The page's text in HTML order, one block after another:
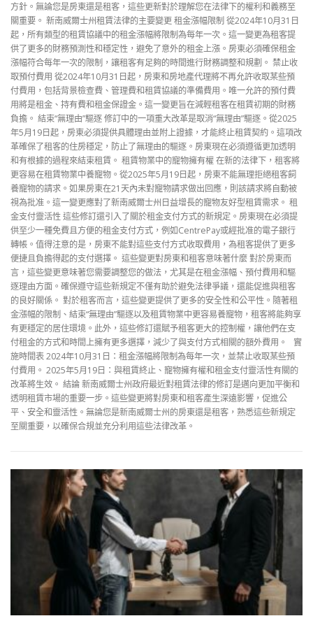
方針。無論您是房東還是租客，這些更新對於理解您在法律下的權利和義務至
關重要。 新南威爾士州租賃法律的主要變更 租金漲幅限制 從2024年10月31日
起，所有類型的租賃協議中的租金漲幅將限制為每年一次。這一變更為租客提
供了更多的財務預測性和穩定性，避免了意外的租金上漲。房東必須確保租金
漲幅符合每年一次的限制，讓租客有足夠的時間進行財務調整和規劃。 禁止收
取預付費用 從2024年10月31日起，房東和房地產代理將不再允許收取某些預
付費用，包括背景檢查費、管理費和租賃協議的準備費用。唯一允許的預付費
用將是租金、持有費和租金保證金。這一變更旨在減輕租客在租賃初期的財務
負擔。 結束“無理由”驅逐 修訂中的一項重大改革是取消“無理由”驅逐。從2025
年5月19日起，房東必須提供具體理由並附上證據，才能終止租賃契約。這項改
革確保了租客的住房穩定，防止了無理由的驅逐。房東現在必須遵循更加透明
和有根據的過程來結束租賃。 租賃物業中的寵物擁有權 在新的法律下，租客將
更容易在租賃物業中養寵物。從2025年5月19日起，房東不能無理拒絕租客飼
養寵物的請求。如果房東在21天內未對寵物請求做出回應，則該請求將自動被
視為批准。這一變更應對了新南威爾士州日益增長的寵物友好型租賃需求。 租
金支付靈活性 這些修訂還引入了關於租金支付方式的新規定。房東現在必須提
供至少一種免費且方便的租金支付方式，例如CentrePay或經批准的電子銀行
轉帳。值得注意的是，房東不能對這些支付方式收取費用，為租客提供了更多
便捷且負擔得起的支付選擇。 這些變更對房東和租客意味著什麼 對於房東而
言，這些變更意味著您需要調整您的做法，尤其是在租金漲幅、預付費用和驅
逐理由方面。確保遵守這些新規定不僅有助於避免法律爭議，還能促進與租客
的良好關係。 對於租客而言，這些變更提供了更多的安全性和公平性。隨著租
金漲幅的限制、結束“無理由”驅逐以及租賃物業中更容易養寵物，租客將能夠享
有更穩定的居住環境。此外，這些修訂還賦予租客更大的控制權，讓他們在支
付租金的方式和時間上擁有更多選擇，減少了與支付方式相關的額外費用。 實
施時間表 2024年10月31日：租金漲幅將限制為每年一次，並禁止收取某些預
付費用。 2025年5月19日：與租賃終止、寵物擁有權和租金支付靈活性有關的
改革將生效。 結論 新南威爾士州政府最近對租賃法律的修訂是邁向更加平衡和
透明租賃市場的重要一步。這些變更將對房東和租客產生深遠影響，促進公
平、安全和靈活性。無論您是新南威爾士州的房東還是租客，熟悉這些新規定
至關重要，以確保合規並充分利用這些法律改革。